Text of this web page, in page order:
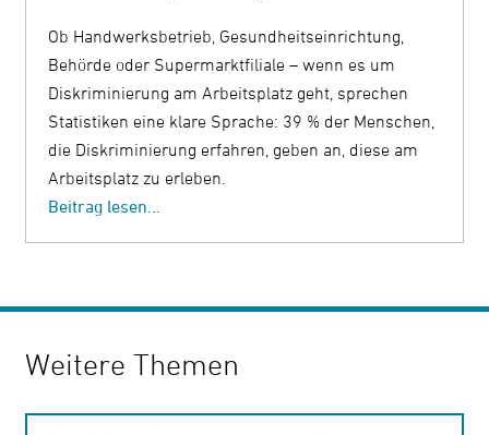
Ob Handwerksbetrieb, Gesundheitseinrichtung,
Behörde oder Supermarktfiliale – wenn es um
Diskriminierung am Arbeitsplatz geht, sprechen
Statistiken eine klare Sprache: 39 % der Menschen,
die Diskriminierung erfahren, geben an, diese am
Arbeitsplatz zu erleben.
Beitrag lesen...
Weitere Themen